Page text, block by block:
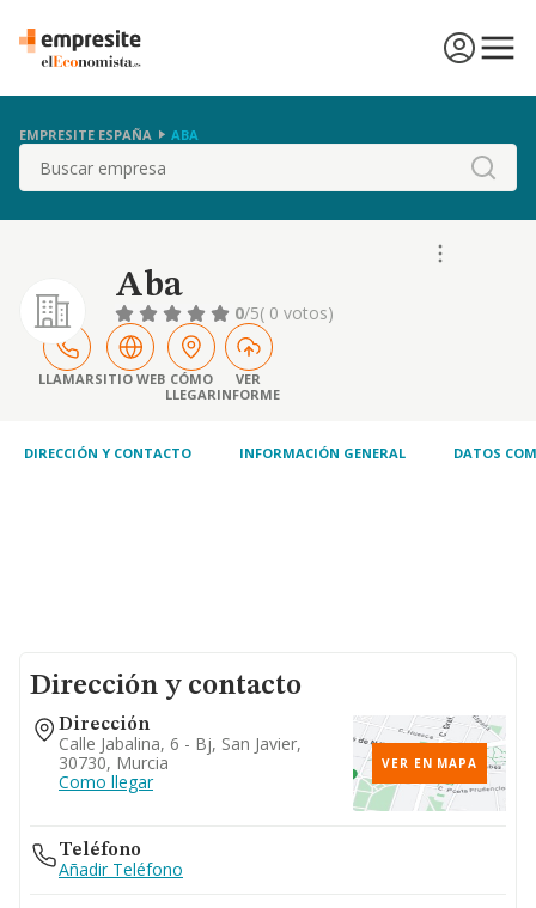
EMPRESITE ESPAÑA ABA
Buscar
Aba
0/5( 0 votos)
LLAMARSITIO WEB CÓMO
LLEGAR
VER
INFORME
DIRECCIÓN Y CONTACTO INFORMACIÓN GENERAL DATOS
Dirección y contacto
Dirección
Calle Jabalina, 6 - Bj, San Javier,
30730, Murcia
Como llegar
VER EN MAPA
Teléfono
Añadir Teléfono